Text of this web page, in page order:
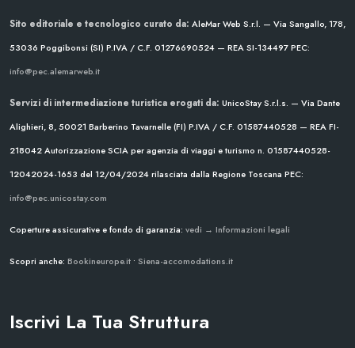
Sito editoriale e tecnologico curato da: AleMar Web S.r.l. — Via Sangallo, 178,
53036 Poggibonsi (SI) P.IVA / C.F. 01276690524 — REA SI-134497PEC:
info@pec.alemarweb.it
Servizi di intermediazione turistica erogati da: UnicoStay S.r.l.s. — Via Dante
Alighieri, 8, 50021 Barberino Tavarnelle (FI) P.IVA / C.F. 01587440528 — REA FI-
218042Autorizzazione SCIA per agenzia di viaggi e turismo n. 01587440528-
12042024-1653 del 12/04/2024rilasciata dalla Regione Toscana PEC:
info@pec.unicostay.com
Coperture assicurative e fondo di garanzia: vedi → Informazioni legali
Scopri anche: Bookineurope.it • Siena-accomodations.it
Iscrivi La Tua Struttura